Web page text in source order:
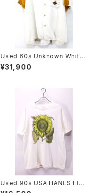
Used 60s Unknown White
×Mustard 2Tone Rayon Ch
ain Stitch Bowling Shirt Siz
¥31,900
Used 90s USA HANES Flos
Solis maior Sun Flower Art